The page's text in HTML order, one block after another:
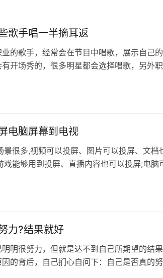
歌手唱一半摘耳返
的歌手，经常会在节目中唱歌，展示自己
开场秀的，很多明星都会选择唱歌，另外职
电脑屏幕到电视
很多,视频可以投屏、图片可以投屏、文档
能够用到投屏、直播内容也可以投屏;电脑
力?结果就好
明很努力，但就是达不到自己所期望的结果
的背后，自己扪心自问下：自己是否真的努